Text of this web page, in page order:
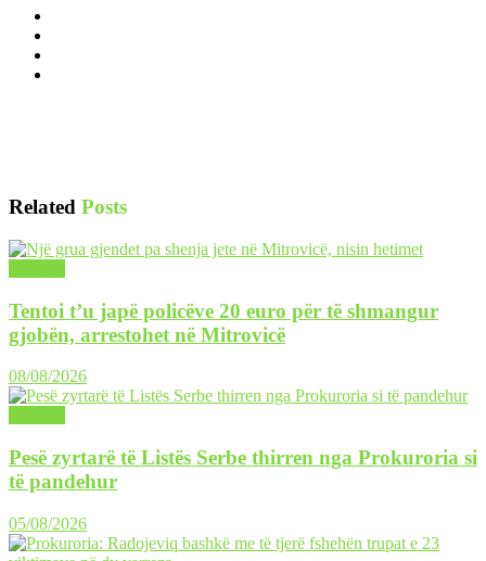
Related Posts
Tentoi t’u japë policëve 20 euro për të shmangur
gjobën, arrestohet në Mitrovicë
08/08/2026
Pesë zyrtarë të Listës Serbe thirren nga Prokuroria si
të pandehur
05/08/2026